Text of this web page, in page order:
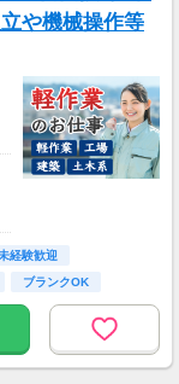
や機械操作等
経験歓迎
ブランクOK